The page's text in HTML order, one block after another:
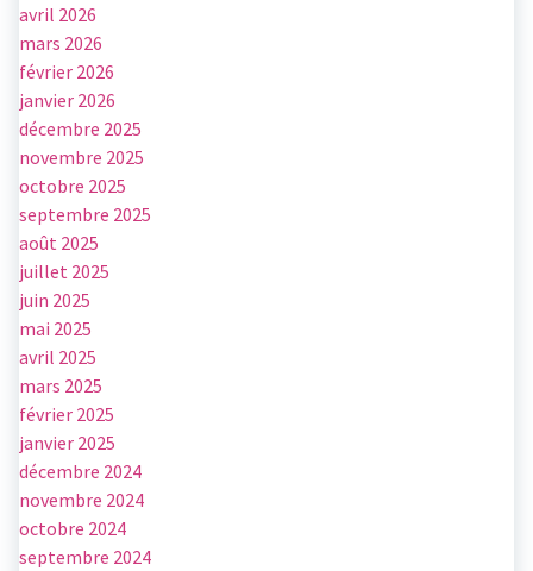
avril 2026
mars 2026
février 2026
janvier 2026
décembre 2025
novembre 2025
octobre 2025
septembre 2025
août 2025
juillet 2025
juin 2025
mai 2025
avril 2025
mars 2025
février 2025
janvier 2025
décembre 2024
novembre 2024
octobre 2024
septembre 2024